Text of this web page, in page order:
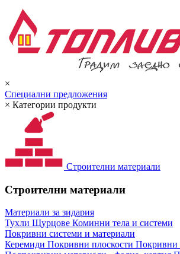
×
Специални предложения
× Категории продукти
Строителни материали
Строителни материали
Материали за зидария
Тухли Щурцове Коминни тела и системи
Покривни системи и материали
Керемиди Покривни плоскости Покривни